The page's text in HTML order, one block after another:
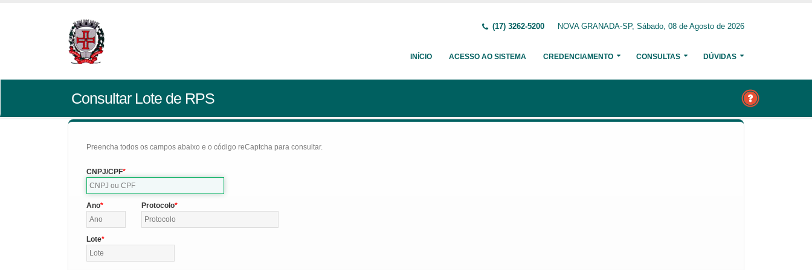
(17) 3262-5200 NOVA GRANADA-SP, Sábado, 08 de Agosto de 2026
INÍCIO ACESSO AO SISTEMA CREDENCIAMENTO CONSULTAS DÚVIDAS
Consultar Lote de RPS
Preencha todos os campos abaixo e o código reCaptcha para consultar.
CNPJ/CPF
Ano Protocolo
Lote